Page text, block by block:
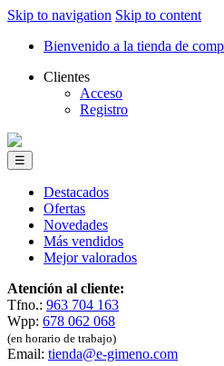
Skip to navigation Skip to content
Bienvenido a la tienda de
Clientes
Acceso
Registro
☰
Destacados
Ofertas
Novedades
Más vendidos
Mejor valorados
Atención al cliente:
Tfno.: 963 704 163
Wpp: 678 062 068
(en horario de trabajo)
Email: tienda@e-gimeno.com